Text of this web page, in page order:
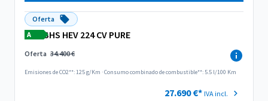
Oferta
A
SHS HEV 224 CV PURE
Oferta 34.400 €
Emisiones de CO2**: 125 g/Km ·Consumo combinado de combustible**: 5.5 l/100 Km
27.690 €* IVA incl.